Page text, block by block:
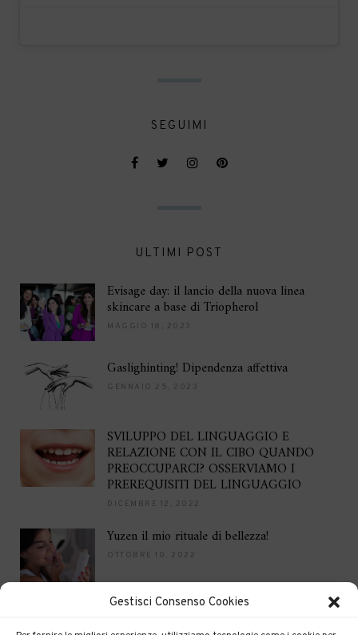
Gestisci Consenso Cookies
SEGUIMI
ULTIMI POST
Evisage day: il lancio della nuova linea
skincare a base di Triopherol
MAGGIO 18, 2023
Gaslighinting! Dipendenza affettiva
GENNAIO 25, 2023
SVILUPPO DEL LINGUAGGIO E
RELAZIONE CON IL CIBO QUANDO
PREOCCUPARCI? OSSERVIAMO I
PREREQUISITI DEL LINGUAGGIO
DICEMBRE 12, 2022
Yuzen il mio rituale di bellezza!
OTTOBRE 10, 2022
DICEMBRE 16, 2021